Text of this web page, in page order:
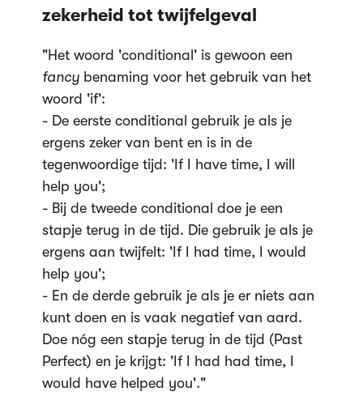
zekerheid tot twijfelgeval
"Het woord 'conditional' is gewoon een
fancybenaming voor het gebruik van het
woord 'if':
- De eerste conditional gebruik je als je
ergens zeker van bent en is in de
tegenwoordige tijd: 'If I have time, I will
help you';
- Bij de tweede conditional doe je een
stapje terug in de tijd. Die gebruik je als je
ergens aan twijfelt: 'If I had time, I would
help you';
- En de derde gebruik je als je er niets aan
kunt doen en is vaak negatief van aard.
Doe nóg een stapje terug in de tijd (Past
Perfect) en je krijgt: 'If I had had time, I
would have helped you'."